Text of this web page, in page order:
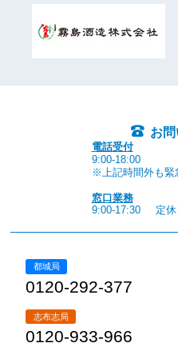
お
電話受付
9:00-18:00
※上記時間外も緊
窓口業務
9:00-17:30
定
都城局
0120-292-377
志布志局
0120-933-966